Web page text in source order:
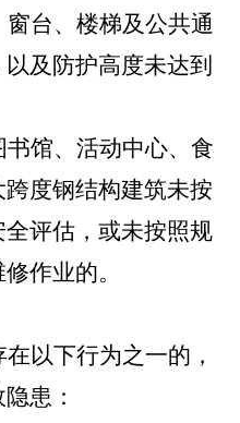
台、楼梯及公共通
及防护高度未达到
书馆、活动中心、食
度钢结构建筑未按
评估，或未按照规
作业的。
以下行为之一的，
患：